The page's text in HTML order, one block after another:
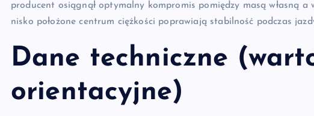
producent osiągnął optymalny kompromis pomiędzy masą własną a
nisko położone centrum ciężkości poprawiają stabilność podczas
Dane techniczne
orientacyjne)